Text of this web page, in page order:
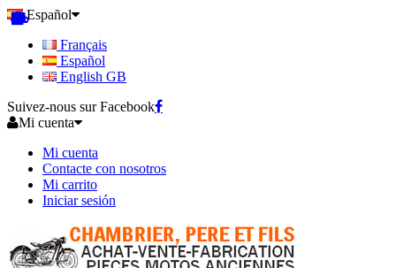
Español
Français
Español
English GB
Suivez-nous sur Facebook
Mi cuenta
Mi cuenta
Contacte con nosotros
Mi carrito
Iniciar sesión